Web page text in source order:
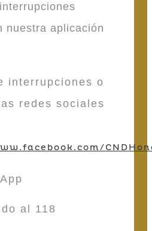
nuestra aplicación
o
redes sociales
al 118